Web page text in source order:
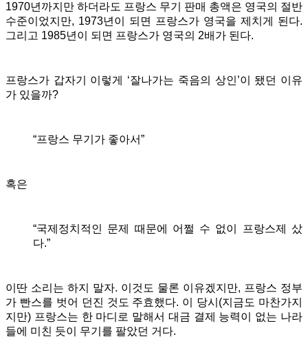
1970년까지만 하더라도 프랑스 무기 판매 총액은 영국의 절반
수준이었지만, 1973년이 되면 프랑스가 영국을 제치게 된다.
그리고 1985년이 되면 프랑스가 영국의 2배가 된다.
프랑스가 갑자기 이렇게 ‘잘나가는 죽음의 상인’이 됐던 이유
가 있을까?
“프랑스 무기가 좋아서”
혹은
“국제정치적인 문제 때문에 어쩔 수 없이 프랑스제 샀
다.”
이딴 소리는 하지 말자. 이것도 물론 이유겠지만, 프랑스 정부
가 빤스를 벗어 던진 것도 주효했다. 이 당시(지금도 마찬가지
지만) 프랑스는 한 마디로 말해서 대금 결제 능력이 없는 나라
들에 미친 듯이 무기를 팔았던 거다.